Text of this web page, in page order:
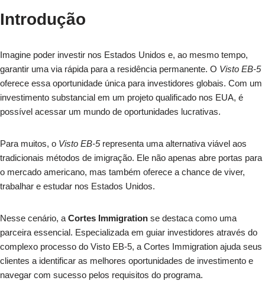
Introdução
Imagine poder investir nos Estados Unidos e, ao mesmo tempo,
garantir uma via rápida para a residência permanente. O Visto EB-5
oferece essa oportunidade única para investidores globais. Com um
investimento substancial em um projeto qualificado nos EUA, é
possível acessar um mundo de oportunidades lucrativas.
Para muitos, o Visto EB-5representa uma alternativa viável aos
tradicionais métodos de imigração. Ele não apenas abre portas para
o mercado americano, mas também oferece a chance de viver,
trabalhar e estudar nos Estados Unidos.
Nesse cenário, a Cortes Immigration se destaca como uma
parceira essencial. Especializada em guiar investidores através do
complexo processo do Visto EB-5, a Cortes Immigration ajuda seus
clientes a identificar as melhores oportunidades de investimento e
navegar com sucesso pelos requisitos do programa.